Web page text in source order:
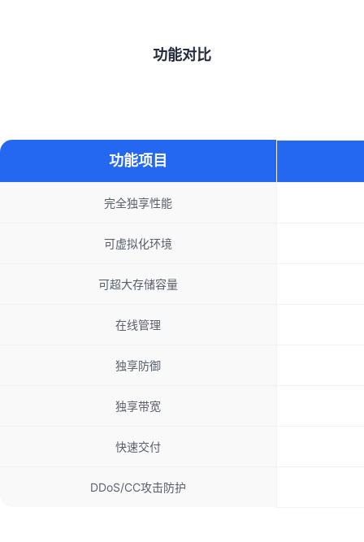
功能对比
功能项目
完全独享性能
可虚拟化环境
可超大存储容量
在线管理
独享防御
独享带宽
快速交付
DDoS/CC攻击防护